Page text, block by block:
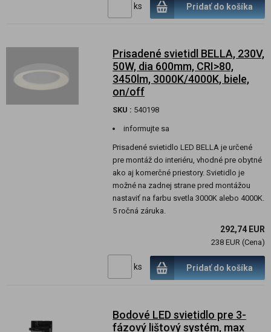
ks Pridať do košíka
Prisadené svietidl BELLA, 230V,
50W, dia 600mm, CRI>80,
3450lm, 3000K/4000K, biele,
on/off
SKU : 540198
informujte sa
Prisadené svietidlo LED BELLA je určené
pre montáž do interiéru, vhodné pre obytné
ako aj komerčné priestory. Svietidlo je
možné na zadnej strane pred montážou
nastaviť na farbu svetla 3000K alebo 4000K.
5 ročná záruka.
292,74 EUR
238 EUR (Cena)
ks Pridať do košíka
Bodové LED svietidlo pre 3-
fázový lištový systém, max